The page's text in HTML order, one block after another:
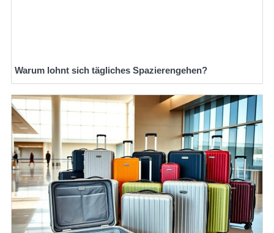
Warum lohnt sich tägliches Spazierengehen?